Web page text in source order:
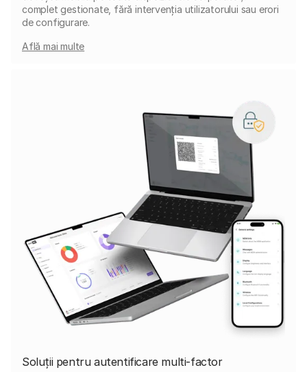
complet gestionate, fără intervenția utilizatorului sau erori
de configurare.
Află mai multe
Soluții pentru autentificare multi-factor